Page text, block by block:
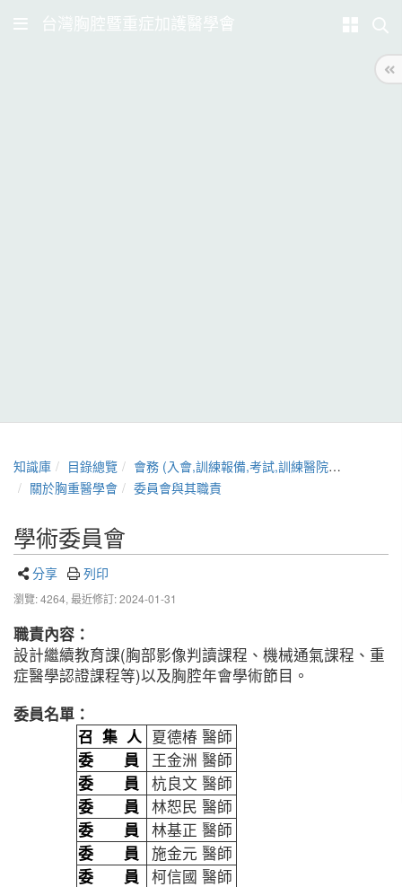
台灣胸腔暨重症加護醫學會
知識庫 目錄總覽
會務 (入會,訓練報備,考試,訓練醫院,章程,證書展延)
關於胸重醫學會
委員會與其職責
學術委員會
分享 列印
瀏覽: 4264, 最近修訂: 2024-01-31
職責內容：
設計繼續教育課(胸部影像判讀課程、機械通氣課程、重
症醫學認證課程等)以及胸腔年會學術節目。
委員名單：
召 集 人
夏德椿 醫師
委 員
王金洲 醫師
委 員
杭良文 醫師
委 員
林恕民 醫師
委 員
林基正 醫師
委 員
施金元 醫師
委 員
柯信國 醫師